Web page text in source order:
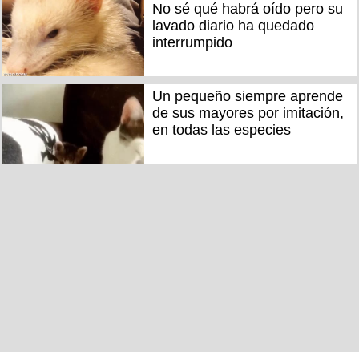
No sé qué habrá oído pero su
lavado diario ha quedado
interrumpido
Un pequeño siempre aprende
de sus mayores por imitación,
en todas las especies